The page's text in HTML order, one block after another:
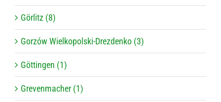
Görlitz (8)
Gorzów Wielkopolski-Drezdenko (3)
Göttingen (1)
Grevenmacher (1)